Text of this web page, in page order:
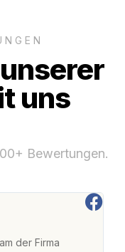
uns
Bewertungen.
der Firma